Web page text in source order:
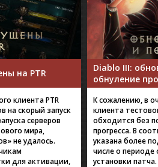
на PTR
клиента PTR
на скорый запуск
серверов
мира,
не удалось.
для активации,
Diablo III:
обнуление
К сожалению, в
клиента
обходится без
прогресса. В
указана более
числе о периоде
установки патча.